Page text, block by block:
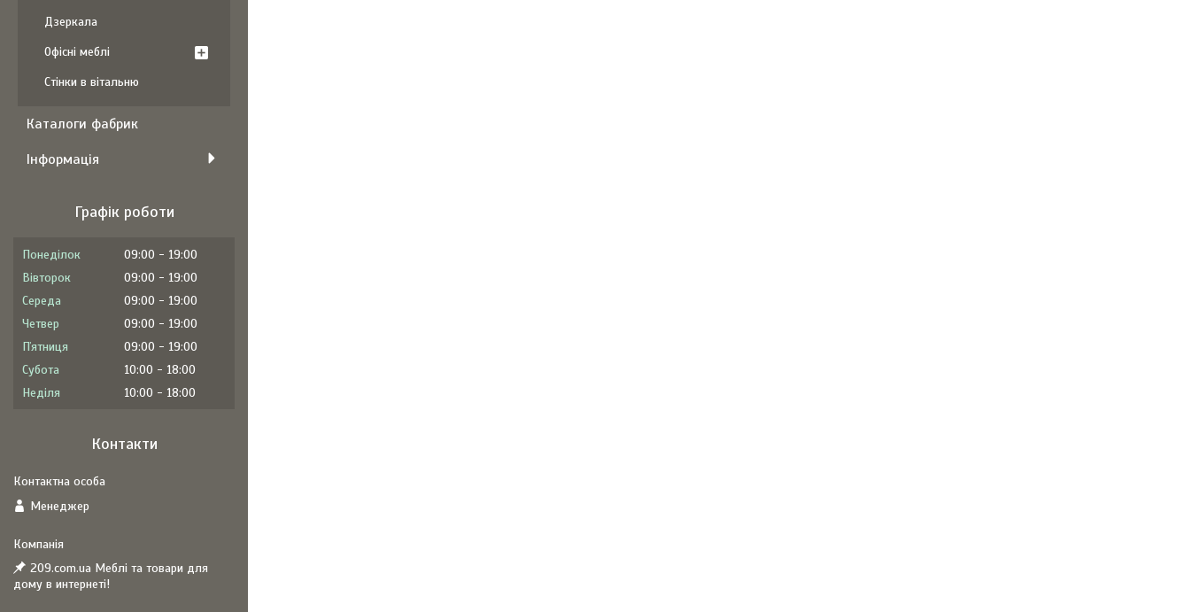
Дзеркала
Офісні меблі
Стінки в вітальню
Каталоги фабрик
Інформація
Графік роботи
Понеділок 09:00
19:00
Вівторок
09:00
19:00
Середа
09:00
19:00
Четвер
09:00
19:00
Пʼятниця
09:00
19:00
Субота
10:00
18:00
Неділя
10:00 18:00
Контакти
Менеджер
209.com.ua Меблі та товари для
дому в интернеті!